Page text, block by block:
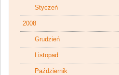
Styczeń
2008
Grudzień
Listopad
Październik